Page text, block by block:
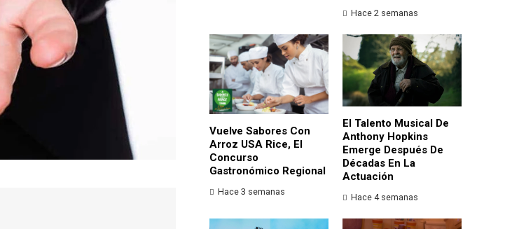
Hace 2 semanas
Vuelve Sabores Con
Arroz USA Rice, El
Concurso
Gastronómico Regional
Hace 3 semanas
El Talento Musical De
Anthony Hopkins
Emerge Después De
Décadas En La
Actuación
Hace 4 semanas